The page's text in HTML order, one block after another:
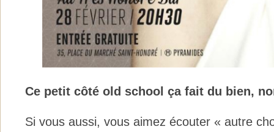
Ce petit côté old school ça fait du bien,
Si vous aussi, vous aimez écouter « autre